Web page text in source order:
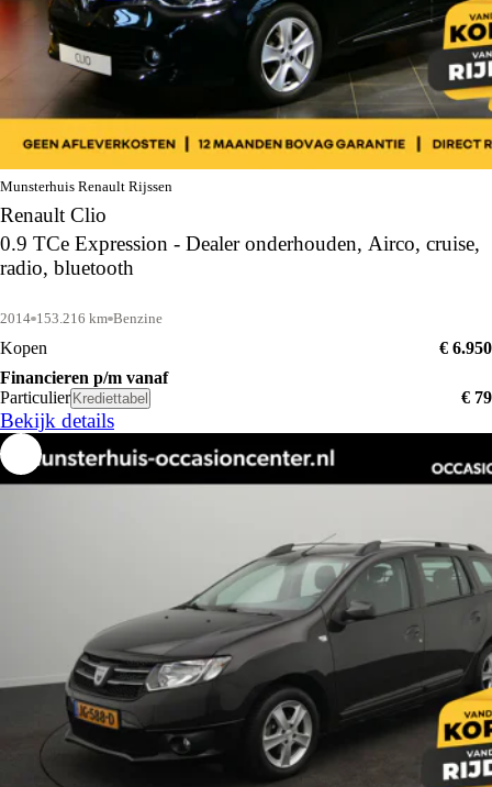
Munsterhuis Renault Rijssen
Renault Clio
0.9 TCe Expression - Dealer onderhouden, Airco, cruise,
radio, bluetooth
2014 153.216 km Benzine
Kopen
€ 6.950
Financieren p/m vanaf
Particulier Krediettabel € 79
Bekijk details